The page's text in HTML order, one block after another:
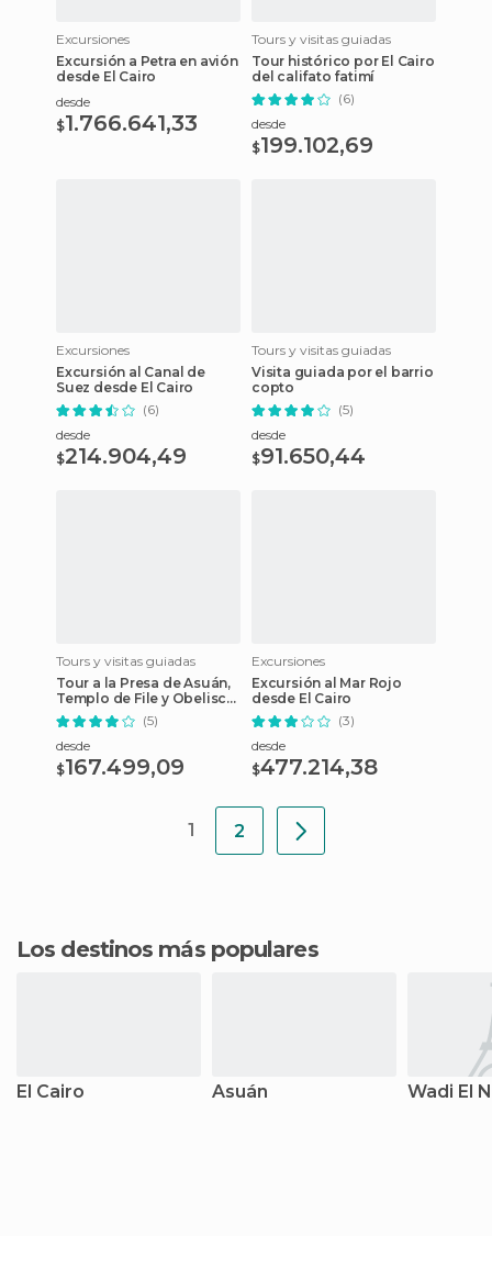
Excursiones
Excursión a Petra en avión
desde El Cairo
desde
$1.766.641,33
Tours y visitas guiadas
Tour histórico por El Cairo
del califato fatimí
(6)
desde
$199.102,69
Excursiones
Excursión al Canal de
Suez desde El Cairo
(6)
desde
$214.904,49
Tours y visitas guiadas
Visita guiada por el barrio
copto
(5)
desde
$91.650,44
Tours y visitas guiadas
Tour a la Presa de Asuán,
Templo de File y Obelisco
Inacabado
(5)
desde
$167.499,09
Excursiones
Excursión al Mar Rojo
desde El Cairo
(3)
desde
$477.214,38
Con
1 2
Los destinos más populares
El Cairo Asuán Wadi El